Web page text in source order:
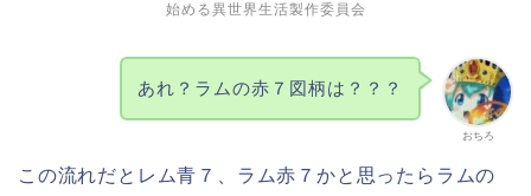
始める異世界生活製作委員会
おちろ
あれ？ラムの赤７図柄は？？？
この流れだとレム青７、ラム赤７かと思ったらラムの